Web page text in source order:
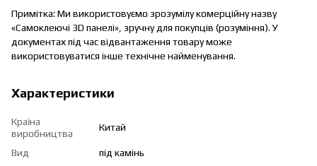
Примітка: Ми використовуємо зрозумілу комерційну назву
«Самоклеючі 3D панелі», зручну для покупців (розуміння). У
документах під час відвантаження товару може
використовуватися інше технічне найменування.
Характеристики
Країна
виробництва
Китай
Вид
під камінь